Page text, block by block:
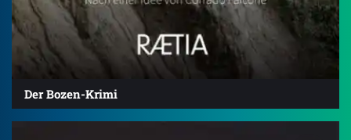
Der Bozen-Krimi